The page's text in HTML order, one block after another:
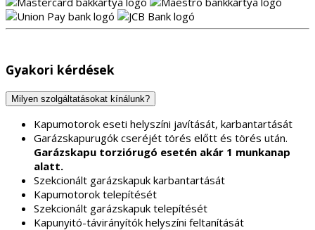
Gyakori kérdések
Milyen szolgáltatásokat kínálunk?
Kapumotorok eseti helyszíni javítását, karbantartását
Garázskapurugók cseréjét törés előtt és törés után.
Garázskapu torziórugó esetén akár 1 munkanap
alatt.
Szekcionált garázskapuk karbantartását
Kapumotorok telepítését
Szekcionált garázskapuk telepítését
Kapunyitó-távirányítók helyszíni feltanítását